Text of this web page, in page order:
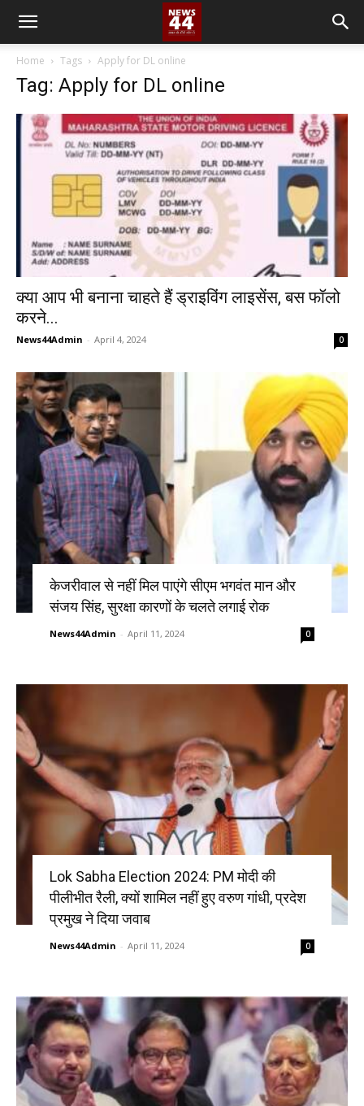
Home Tags Apply for DL online
Tag: Apply for DL online
क्या आप भी बनाना चाहते हैं ड्राइविंग लाइसेंस, बस फॉलो
करने...
News44Admin - April 4, 2024 0
केजरीवाल से नहीं मिल पाएंगे सीएम भगवंत मान और
संजय सिंह, सुरक्षा कारणों के चलते लगाई रोक
News44Admin - April 11, 2024 0
Lok Sabha Election 2024: PM मोदी की
पीलीभीत रैली, क्यों शामिल नहीं हुए वरुण गांधी, प्रदेश
प्रमुख ने दिया जवाब
News44Admin - April 11, 2024 0